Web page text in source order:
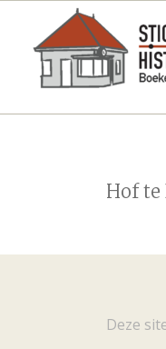
Hof te
Deze